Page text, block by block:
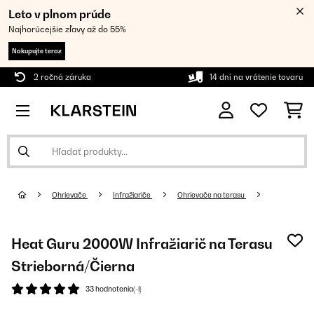
Leto v plnom prúde
Najhorúcejšie zľavy až do 55%
Nakupujte teraz
2 ročná záruka 14 dní na vrátenie tovaru
Ohrievače Infražiariče Ohrievače na terasu
Heat Guru 2000W Infražiarič na Terasu​
Strieborná/Čierna
33 hodnotenia(-í)